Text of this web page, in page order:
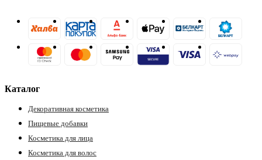
Каталог
Декоративная косметика
Пищевые добавки
Косметика для лица
Косметика для волос